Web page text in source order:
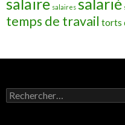
salaire salaires salarié
temps de travail torts
Rechercher :